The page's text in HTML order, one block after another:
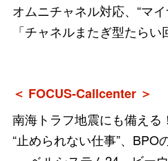
オムニチャネル対応、“マ
「チャネルまたぎ型たら
＜ FOCUS-Callcenter ＞
南海トラフ地震にも備える！
“止められない仕事”、BPO